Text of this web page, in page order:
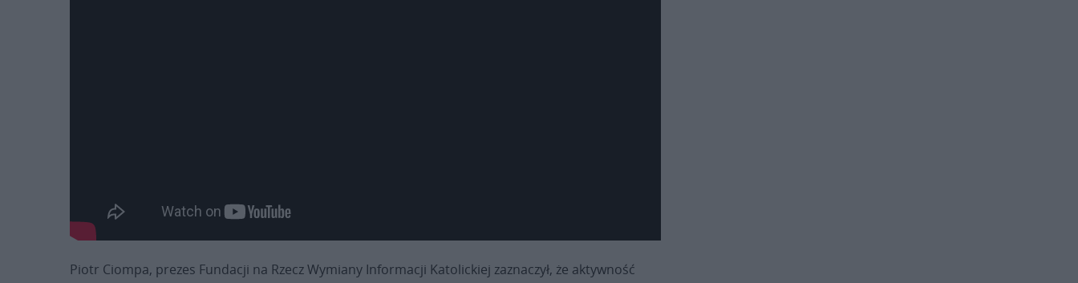
Piotr Ciompa, prezes Fundacji na Rzecz Wymiany Informacji Katolickiej zaznaczył, że aktywność